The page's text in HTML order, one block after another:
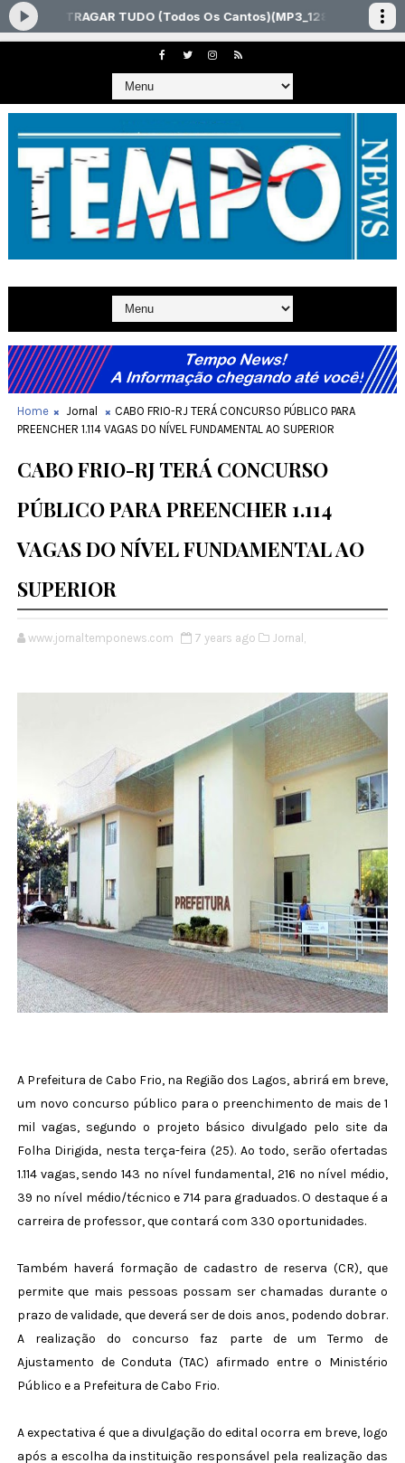
Home Jornal
CABO FRIO-RJ TERÁ CONCURSO PÚBLICO PARA
PREENCHER 1.114 VAGAS DO NÍVEL FUNDAMENTAL AO SUPERIOR
CABO FRIO-RJ TERÁ CONCURSO
PÚBLICO PARA PREENCHER 1.114
VAGAS DO NÍVEL FUNDAMENTAL AO
SUPERIOR
www.jornaltemponews.com 7 years ago Jornal,
A Prefeitura de Cabo Frio, na Região dos Lagos, abrirá em breve,
um novo concurso público para o preenchimento de mais de 1
mil vagas, segundo o projeto básico divulgado pelo site da
Folha Dirigida, nesta terça-feira (25). Ao todo, serão ofertadas
1.114 vagas, sendo 143 no nível fundamental, 216 no nível médio,
39 no nível médio/técnico e 714 para graduados. O destaque é a
carreira de professor, que contará com 330 oportunidades.
Também haverá formação de cadastro de reserva (CR), que
permite que mais pessoas possam ser chamadas durante o
prazo de validade, que deverá ser de dois anos, podendo dobrar.
A realização do concurso faz parte de um Termo de
Ajustamento de Conduta (TAC) afirmado entre o Ministério
Público e a Prefeitura de Cabo Frio.
A expectativa é que a divulgação do edital ocorra em breve, logo
após a escolha da instituição responsável pela realização das